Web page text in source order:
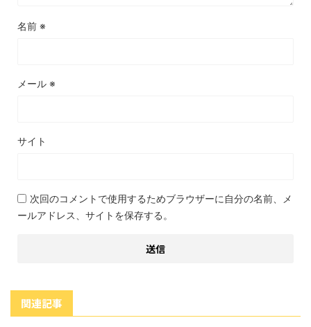
名前 ※
メール ※
サイト
次回のコメントで使用するためブラウザーに自分の名前、メ
ールアドレス、サイトを保存する。
関連記事